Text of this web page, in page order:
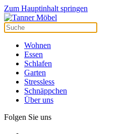
Cookie-Einstellungen
Zum Hauptinhalt springen
Wohnen
Essen
Schlafen
Garten
Stressless
Schnäppchen
Über uns
Folgen Sie uns